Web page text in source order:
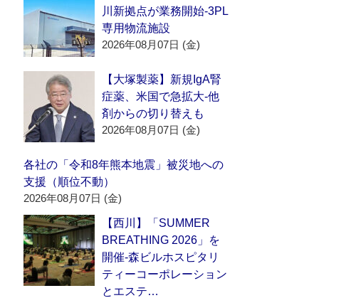
川新拠点が業務開始‐3PL
専用物流施設
2026年08月07日 (金)
【大塚製薬】新規IgA腎
症薬、米国で急拡大‐他
剤からの切り替えも
2026年08月07日 (金)
各社の「令和8年熊本地震」被災地への
支援（順位不動）
2026年08月07日 (金)
【西川】「SUMMER
BREATHING 2026」を
開催‐森ビルホスピタリ
ティーコーポレーション
とエステ…